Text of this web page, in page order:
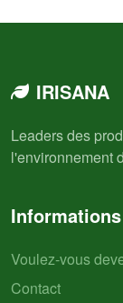
IRISANA
Leaders des
l'environnement
Informations
Voulez-vous
Contact